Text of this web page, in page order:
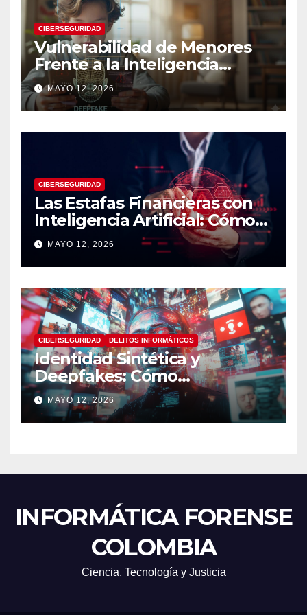
CIBERSEGURIDAD
Vulnerabilidad de Menores
Frente a la Inteligencia
Artificial: Riesgos Digitales,
Manipulación y Protección
Tecnológica
MAYO 12, 2026
CIBERSEGURIDAD
Las Estafas Financieras con
Inteligencia Artificial: Cómo
Operan, Cómo Detectarlas y
Cómo Protegerse
MAYO 12, 2026
CIBERSEGURIDAD DELITOS INFORMÁTICOS
Identidad Sintética y
Deepfakes: Cómo
Detectarlos y Qué
Herramientas Utilizar en
Investigaciones Digitales
MAYO 12, 2026
INFORMÁTICA FORENSE
COLOMBIA
Ciencia, Tecnología y Justicia